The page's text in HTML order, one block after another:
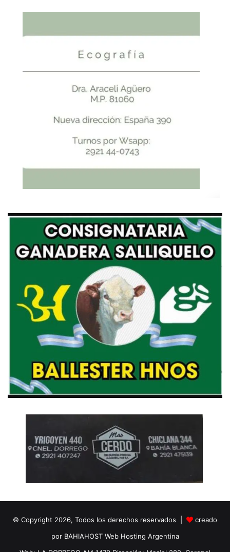
© Copyright 2026, Todos los derechos reservados |
creado
por BAHIAHOST Web Hosting Argentina